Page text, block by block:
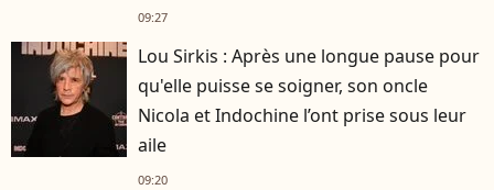
Cotillard
09:27
Lou Sirkis : Après une longue pause pour
qu'elle puisse se soigner, son oncle
Nicola et Indochine l’ont prise sous leur
aile
09:20